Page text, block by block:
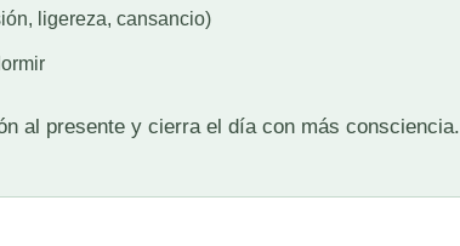
ligereza, cansancio)
al presente y cierra el día con más consciencia.